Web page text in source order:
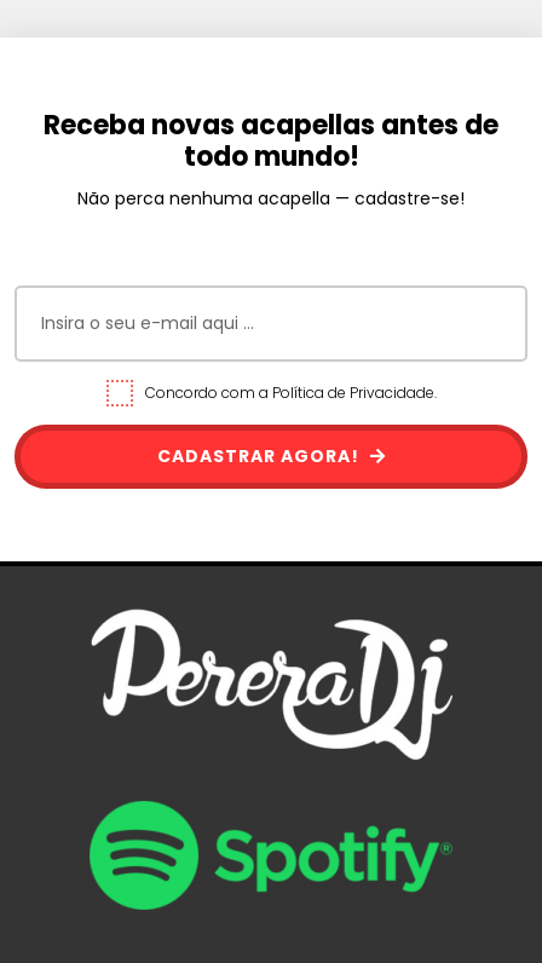
Receba novas acapellas antes de
todo mundo!
Não perca nenhuma acapella — cadastre-se!
Concordo com a Política de Privacidade.
CADASTRAR AGORA!